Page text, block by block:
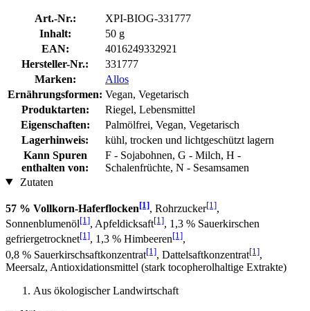
Art.-Nr.:
XPI-BIOG-331777
Inhalt:
50 g
EAN:
4016249332921
Hersteller-Nr.:
331777
Marken:
Allos
Ernährungsformen: Vegan, Vegetarisch
Produktarten:
Riegel, Lebensmittel
Eigenschaften:
Palmölfrei, Vegan, Vegetarisch
Lagerhinweis:
kühl, trocken und lichtgeschützt lagern
Kann Spuren
enthalten von:
F - Sojabohnen, G - Milch, H -
Schalenfrüchte, N - Sesamsamen
Zutaten
57 % Vollkorn-Haferflocken[1], Rohrzucker[1],
Sonnenblumenöl[1], Apfeldicksaft[1], 1,3 % Sauerkirschen
gefriergetrocknet[1], 1,3 % Himbeeren[1],
0,8 % Sauerkirschsaftkonzentrat[1], Dattelsaftkonzentrat[1],
Meersalz, Antioxidationsmittel (stark tocopherolhaltige Extrakte)
Aus ökologischer Landwirtschaft